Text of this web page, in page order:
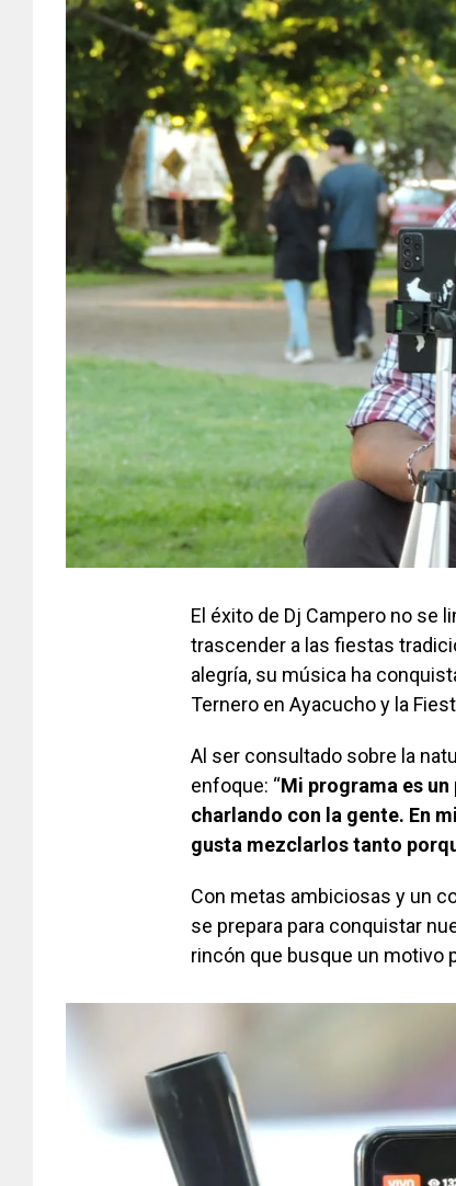
El éxito de Dj Campero no se
trascender a las fiestas
alegría, su música ha
Ternero en Ayacucho y la
Al ser consultado sobre la
enfoque: “Mi programa es
charlando con la gente. En
gusta mezclarlos tanto
Con metas ambiciosas y un
se prepara para conquistar
rincón que busque un motivo